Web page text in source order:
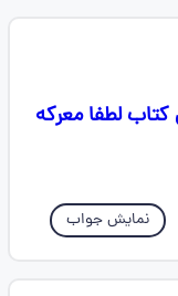
کتاب لطفا معرکه
نمایش جواب